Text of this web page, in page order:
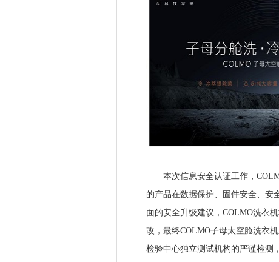
本次信息安全认证工作，
的产品在数据保护、固件安全、安
面的安全升级建议，COLMO洗衣
改，最终COLMO子母太空舱洗衣
检验中心独立测试机构的严谨检测